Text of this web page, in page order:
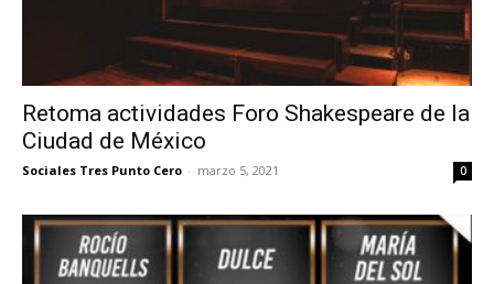
Retoma actividades Foro Shakespeare de la
Ciudad de México
Sociales Tres Punto Cero - marzo 5, 2021 0